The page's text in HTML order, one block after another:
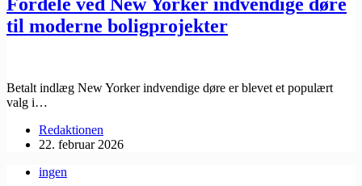
til moderne boligprojekter
Betalt indlæg New Yorker indvendige døre er blevet et populært
valg i…
Redaktionen
22. februar 2026
ingen